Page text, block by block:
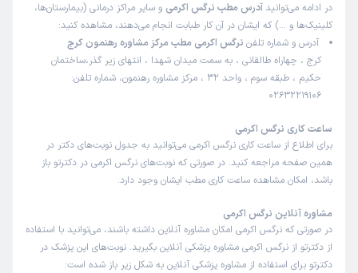
در ادامه می‌توانید آدرس مطب نرگس اکرمی و سایر مراکز درمانی (بیمارستان‌ها،
کلینیک‌ها و …) که ایشان در آن کار طبابت انجام می‌دهند، مشاهده کنید:
آدرس و شماره تلفن نرگس اکرمی مطب مرکز مشاوره رهنمون کرج
کرج ، چهاراه طالقانی ، به سمت میدان شهدا ، انتهای زیر گذر،ساختمان
حکیم ، طبقه سوم ، واحد 32 ، مرکز مشاوره رهنمون، شماره تلفن:
02632219106
ساعت کاری نرگس اکرمی
برای اطلاع از ساعت کاری نرگس اکرمی می‌توانید به جدول نوبت‌های دکتر در
همین صفحه مراجعه کنید. در صورتی که نوبت‌های نرگس اکرمی در دکترتو باز
باشد، امکان مشاهده ساعت کاری مطب ایشان وجود دارد.
مشاوره آنلاین نرگس اکرمی
در صورتی که نرگس اکرمی امکان مشاوره آنلاین داشته باشند، می‌توانید با استفاده
از دکترتو از نرگس اکرمی مشاوره پزشکی آنلاین بگیرید. نوبت‌های این پزشک در
دکترتو برای استفاده از مشاوره پزشکی آنلاین به شکل زیر باز شده است: